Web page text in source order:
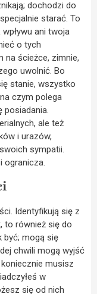
dochodzi do
starać. To
ani twoja
o tych
na ścieżce, zimnie,
uwolnić. Bo
stanie, wszystko
czym polega
posiadania.
ale też
i urazów,
sympatii.
ogranicza.
Identyfikują się z
to również się do
być; mogą się
chwili mogą wyjść
musisz
w
się od nich